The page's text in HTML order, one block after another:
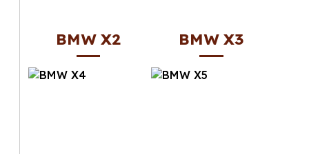
BMW X2 BMW X3